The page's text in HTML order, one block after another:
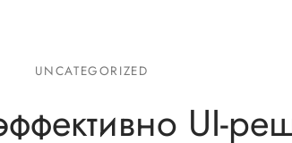
UNCATEGORIZED
UI-